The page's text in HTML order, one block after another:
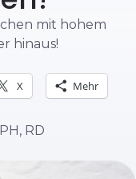
mit hohem
hinaus!
X Mehr
RD